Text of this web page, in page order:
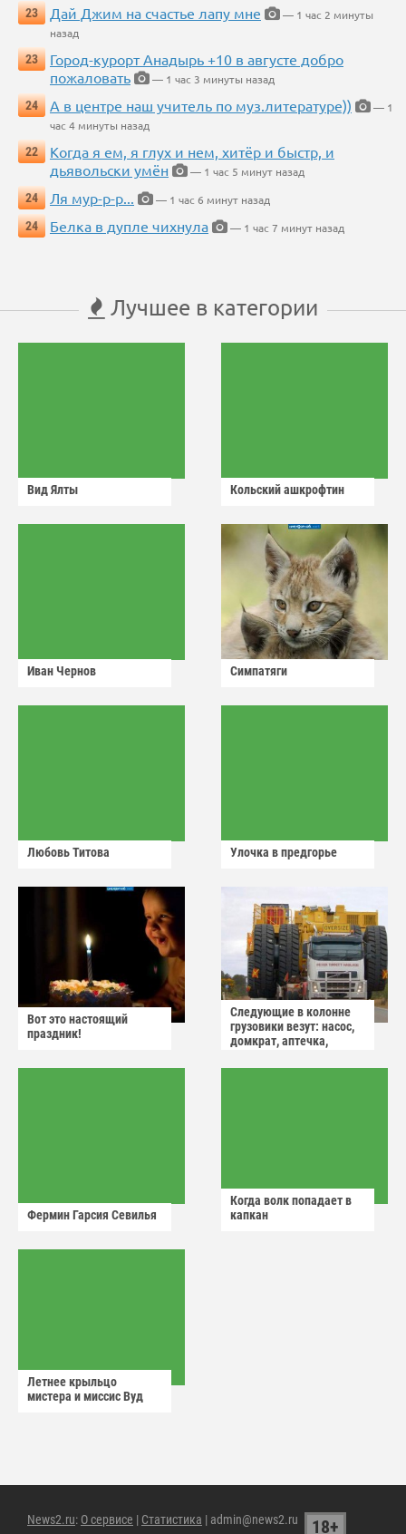
23
Дай Джим на счастье лапу мне
— 1 час 2 минуты
назад
23
Город-курорт Анадырь +10 в августе добро
пожаловать
— 1 час 3 минуты назад
24
А в центре наш учитель по муз.литературе))
— 1
час 4 минуты назад
22
Когда я ем, я глух и нем, хитёр и быстр, и
дьявольски умён
— 1 час 5 минут назад
24
Ля мур-р-р...
— 1 час 6 минут назад
24
Белка в дупле чихнула — 1 час 7 минут назад
Лучшее в категории
Вид Ялты Кольский ашкрофтин
Иван Чернов Симпатяги
Любовь Титова Улочка в предгорье
Вот это настоящий
праздник!
Следующие в колонне
грузовики везут: насос,
домкрат, аптечка,
Фермин Гарсия Севилья
Когда волк попадает в
капкан
Летнее крыльцо
мистера и миссис Вуд
News2.ru: О сервисе | Статистика | admin@news2.ru 18+